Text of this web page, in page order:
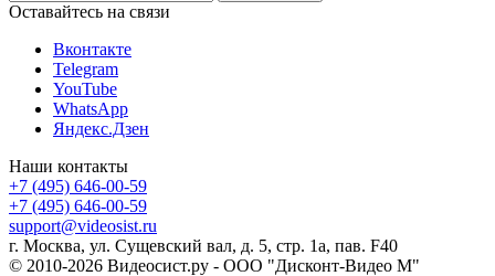
Оставайтесь на связи
Вконтакте
Telegram
YouTube
WhatsApp
Яндекс.Дзен
Наши контакты
+7 (495) 646-00-59
+7 (495) 646-00-59
support@videosist.ru
г. Москва, ул. Сущевский вал, д. 5, стр. 1а, пав. F40
© 2010-2026 Видеосист.ру - ООО "Дисконт-Видео М"